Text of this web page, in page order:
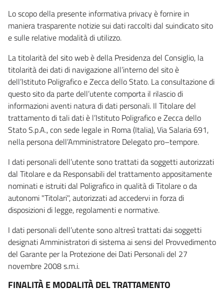
Lo scopo della presente informativa privacy è fornire in
maniera trasparente notizie sui dati raccolti dal suindicato sito
e sulle relative modalità di utilizzo.
La titolarità del sito web è della Presidenza del Consiglio, la
titolarità dei dati di navigazione all’interno del sito è
dell’Istituto Poligrafico e Zecca dello Stato. La consultazione di
questo sito da parte dell’utente comporta il rilascio di
informazioni aventi natura di dati personali. Il Titolare del
trattamento di tali dati è l’Istituto Poligrafico e Zecca dello
Stato S.p.A., con sede legale in Roma (Italia), Via Salaria 691,
nella persona dell’Amministratore Delegato pro–tempore.
I dati personali dell’utente sono trattati da soggetti autorizzati
dal Titolare e da Responsabili del trattamento appositamente
nominati e istruiti dal Poligrafico in qualità di Titolare o da
autonomi "Titolari", autorizzati ad accedervi in forza di
disposizioni di legge, regolamenti e normative.
I dati personali dell’utente sono altresì trattati dai soggetti
designati Amministratori di sistema ai sensi del Provvedimento
del Garante per la Protezione dei Dati Personali del 27
novembre 2008 s.m.i.
FINALITÀ E MODALITÀ DEL TRATTAMENTO